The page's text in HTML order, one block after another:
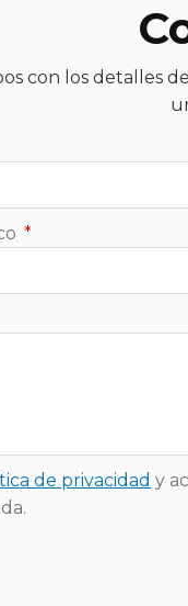
con los detalles
de privacidad y